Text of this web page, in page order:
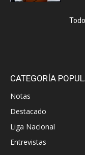
CATEGORÍA
Notas
Destacado
Liga Nacional
Entrevistas